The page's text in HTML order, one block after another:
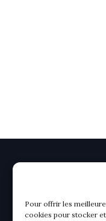
Pour offrir les
cookies pour stocker